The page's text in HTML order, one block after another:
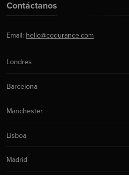
Contáctanos
Email: hello@codurance.com
Londres
Barcelona
Manchester
Lisboa
Madrid